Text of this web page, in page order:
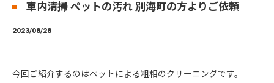
車内清掃 ペットの汚れ 別海町の方よりご依頼
2023/08/28
今回ご紹介するのはペットによる粗相のクリーニングです。